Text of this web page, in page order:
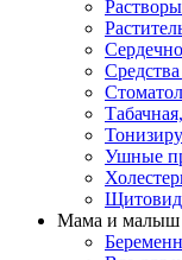
Ушные
Мама и малыш